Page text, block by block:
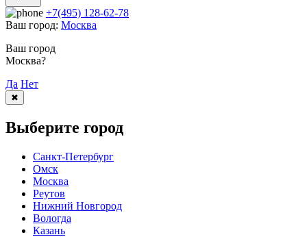
+7(495) 128-62-78
Ваш город: Москва
Ваш город
Москва?
Да Нет
✖
Выберите город
Санкт-Петербург
Омск
Москва
Реутов
Нижний Новгород
Вологда
Казань